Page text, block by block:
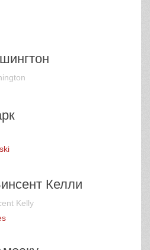
Келли
Kelly